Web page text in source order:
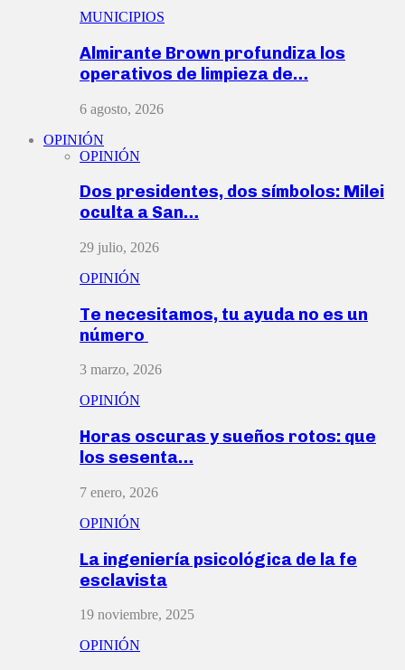
MUNICIPIOS
Almirante Brown profundiza los
operativos de limpieza de…
6 agosto, 2026
OPINIÓN
OPINIÓN
Dos presidentes, dos símbolos: Milei
oculta a San…
29 julio, 2026
OPINIÓN
Te necesitamos, tu ayuda no es un
número
3 marzo, 2026
OPINIÓN
Horas oscuras y sueños rotos: que
los sesenta…
7 enero, 2026
OPINIÓN
La ingeniería psicológica de la fe
esclavista
19 noviembre, 2025
OPINIÓN